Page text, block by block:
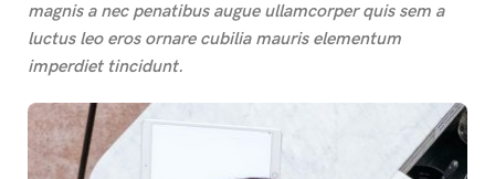
magnis a nec penatibus augue ullamcorper quis sem a
luctus leo eros ornare cubilia mauris elementum
imperdiet tincidunt.